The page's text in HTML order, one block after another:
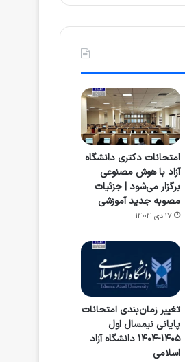
امتحانات دکتری دانشگاه
آزاد با هوش مصنوعی
برگزار می‌شود | جزئیات
مصوبه جدید آموزشی
17 دی 1404
تغییر زمان‌بندی امتحانات
پایانی نیمسال اول
۱۴۰۵-۱۴۰۴ دانشگاه آزاد
اسلامی